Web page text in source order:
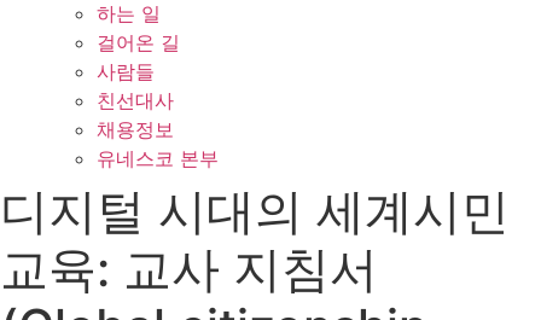
하는 일
걸어온 길
사람들
친선대사
채용정보
유네스코 본부
디지털 시대의 세계시민
교육: 교사 지침서